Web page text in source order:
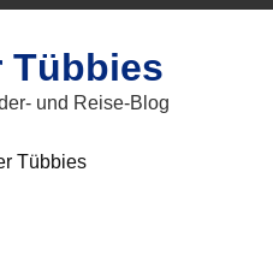
Tübbies
und Reise-Blog